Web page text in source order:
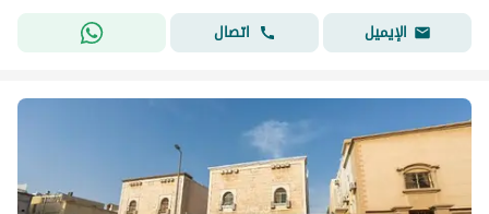
الإيميل
اتصال